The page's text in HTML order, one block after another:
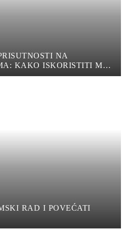
NA
KAKO ISKORISTITI MOĆ
ZA PROMICANJE
RAD I POVEĆATI